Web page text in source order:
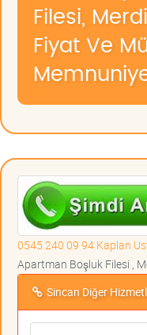
Filesi,
Fiyat Ve
0545 240 09 94 Kaplan
Apartman Boşluk Filesi ,
Sincan Diğer